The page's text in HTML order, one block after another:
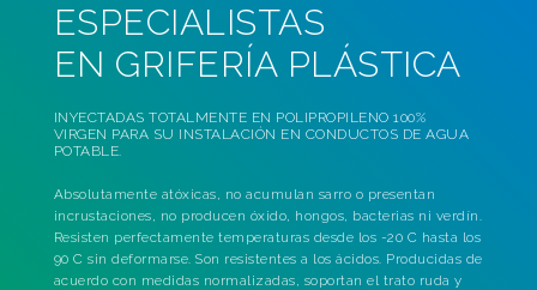
ESPECIALISTAS
EN GRIFERÍA PLÁSTICA
INYECTADAS TOTALMENTE EN POLIPROPILENO 100%
VIRGEN PARA SU INSTALACIÓN EN CONDUCTOS DE AGUA
POTABLE.
Absolutamente atóxicas, no acumulan sarro o presentan
incrustaciones, no producen óxido, hongos, bacterias ni verdín.
Resisten perfectamente temperaturas desde los -20 C hasta los
90 C sin deformarse. Son resistentes a los ácidos. Producidas de
acuerdo con medidas normalizadas, soportan el trato ruda y